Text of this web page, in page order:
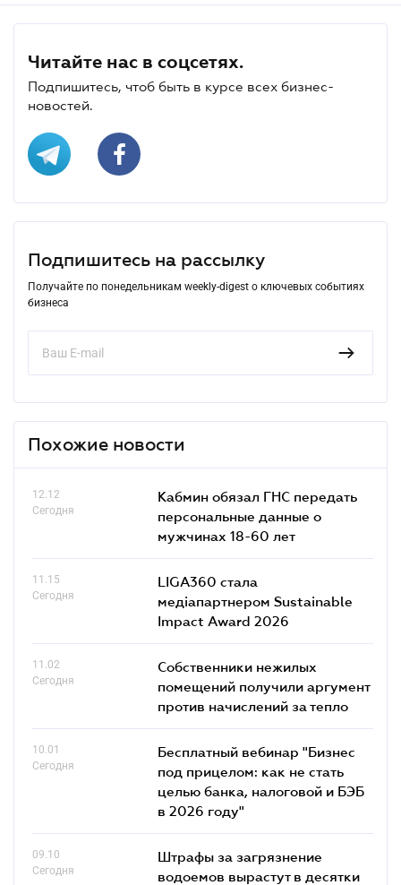
Читайте нас в соцсетях.
Подпишитесь, чтоб быть в курсе всех бизнес-
новостей.
Подпишитесь на рассылку
Получайте по понедельникам weekly-digest о ключевых событиях
бизнеса
Похожие новости
12.12
Сегодня
Кабмин обязал ГНС передать
персональные данные о
мужчинах 18-60 лет
11.15
Сегодня
LIGA360 стала
медіапартнером Sustainable
Impact Award 2026
11.02
Сегодня
Собственники нежилых
помещений получили аргумент
против начислений за тепло
10.01
Сегодня
Бесплатный вебинар "Бизнес
под прицелом: как не стать
целью банка, налоговой и БЭБ
в 2026 году"
09.10
Сегодня
Штрафы за загрязнение
водоемов вырастут в десятки